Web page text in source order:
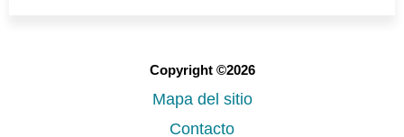
Copyright ©2026
Mapa del sitio
Contacto